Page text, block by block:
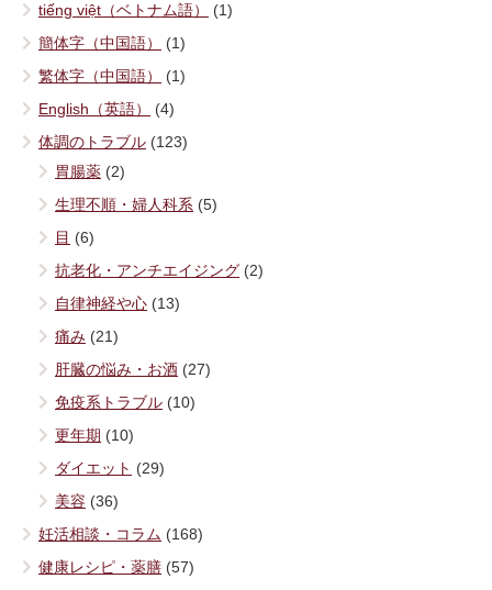
tiếng việt（ベトナム語）
(1)
簡体字（中国語）
(1)
繁体字（中国語）
(1)
English（英語）
(4)
体調のトラブル (123)
胃腸薬 (2)
生理不順・婦人科系 (5)
目 (6)
抗老化・アンチエイジング (2)
自律神経や心 (13)
痛み (21)
肝臓の悩み・お酒 (27)
免疫系トラブル (10)
更年期 (10)
ダイエット (29)
美容 (36)
妊活相談・コラム (168)
健康レシピ・薬膳 (57)